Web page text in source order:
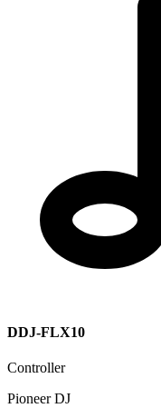
DDJ-FLX10
Controller
Pioneer DJ